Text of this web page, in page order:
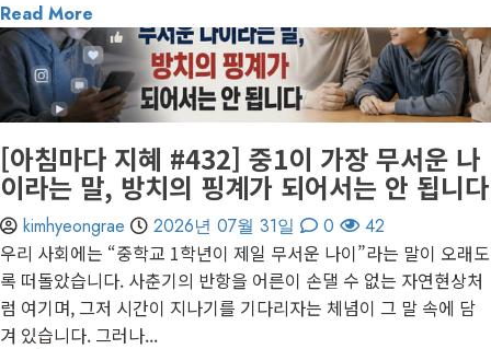
Read More
1 minute read
게재된 글
아침마다 지혜
[아침마다 지혜 #432] 중1이 가장 무서운 나
이라는 말, 방치의 핑계가 되어서는 안 됩니다
kimhyeongrae 2026년 07월 31일 0 42
우리 사회에는 “중학교 1학년이 제일 무서운 나이”라는 말이 오래도
록 떠돌았습니다. 사춘기의 반항을 어른이 손댈 수 없는 자연현상처
럼 여기며, 그저 시간이 지나기를 기다리자는 체념이 그 말 속에 담
겨 있습니다. 그러나...